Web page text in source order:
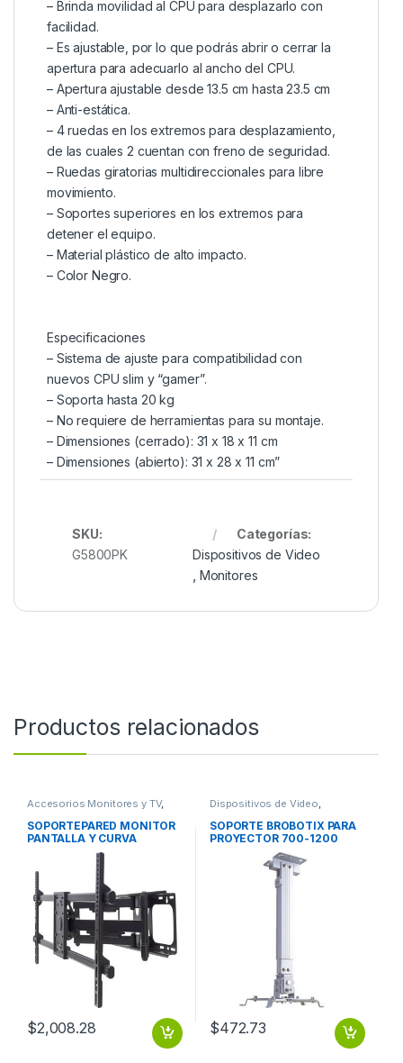
– Brinda movilidad al CPU para desplazarlo con
facilidad.
– Es ajustable, por lo que podrás abrir o cerrar la
apertura para adecuarlo al ancho del CPU.
– Apertura ajustable desde 13.5 cm hasta 23.5 cm
– Anti-estática.
– 4 ruedas en los extremos para desplazamiento,
de las cuales 2 cuentan con freno de seguridad.
– Ruedas giratorias multidireccionales para libre
movimiento.
– Soportes superiores en los extremos para
detener el equipo.
– Material plástico de alto impacto.
– Color Negro.
Especificaciones
– Sistema de ajuste para compatibilidad con
nuevos CPU slim y “gamer”.
– Soporta hasta 20 kg
– No requiere de herramientas para su montaje.
– Dimensiones (cerrado): 31 x 18 x 11 cm
– Dimensiones (abierto): 31 x 28 x 11 cm”
SKU:
G5800PK
Categorías:
Dispositivos de Video
Monitores
Productos relacionados
Accesorios Monitores y TV,
SOPORTEPARED MONITOR
PANTALLA Y CURVA
ARTICULADO 37 A 90 75KG
$2,008.28
Dispositivos de Video
Monitores
SOPORTE BROBOTIX PARA
PROYECTOR 700-1200
$472.73